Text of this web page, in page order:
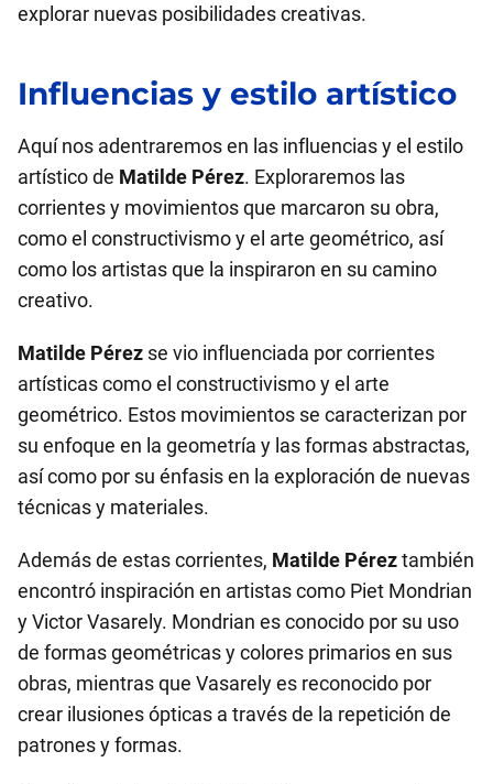
explorar nuevas posibilidades creativas.
Influencias y estilo artístico
Aquí nos adentraremos en las influencias y el estilo
artístico de Matilde Pérez. Exploraremos las
corrientes y movimientos que marcaron su obra,
como el constructivismo y el arte geométrico, así
como los artistas que la inspiraron en su camino
creativo.
Matilde Pérez se vio influenciada por corrientes
artísticas como el constructivismo y el arte
geométrico. Estos movimientos se caracterizan por
su enfoque en la geometría y las formas abstractas,
así como por su énfasis en la exploración de nuevas
técnicas y materiales.
Además de estas corrientes, Matilde Péreztambién
encontró inspiración en artistas como Piet Mondrian
y Victor Vasarely. Mondrian es conocido por su uso
de formas geométricas y colores primarios en sus
obras, mientras que Vasarely es reconocido por
crear ilusiones ópticas a través de la repetición de
patrones y formas.